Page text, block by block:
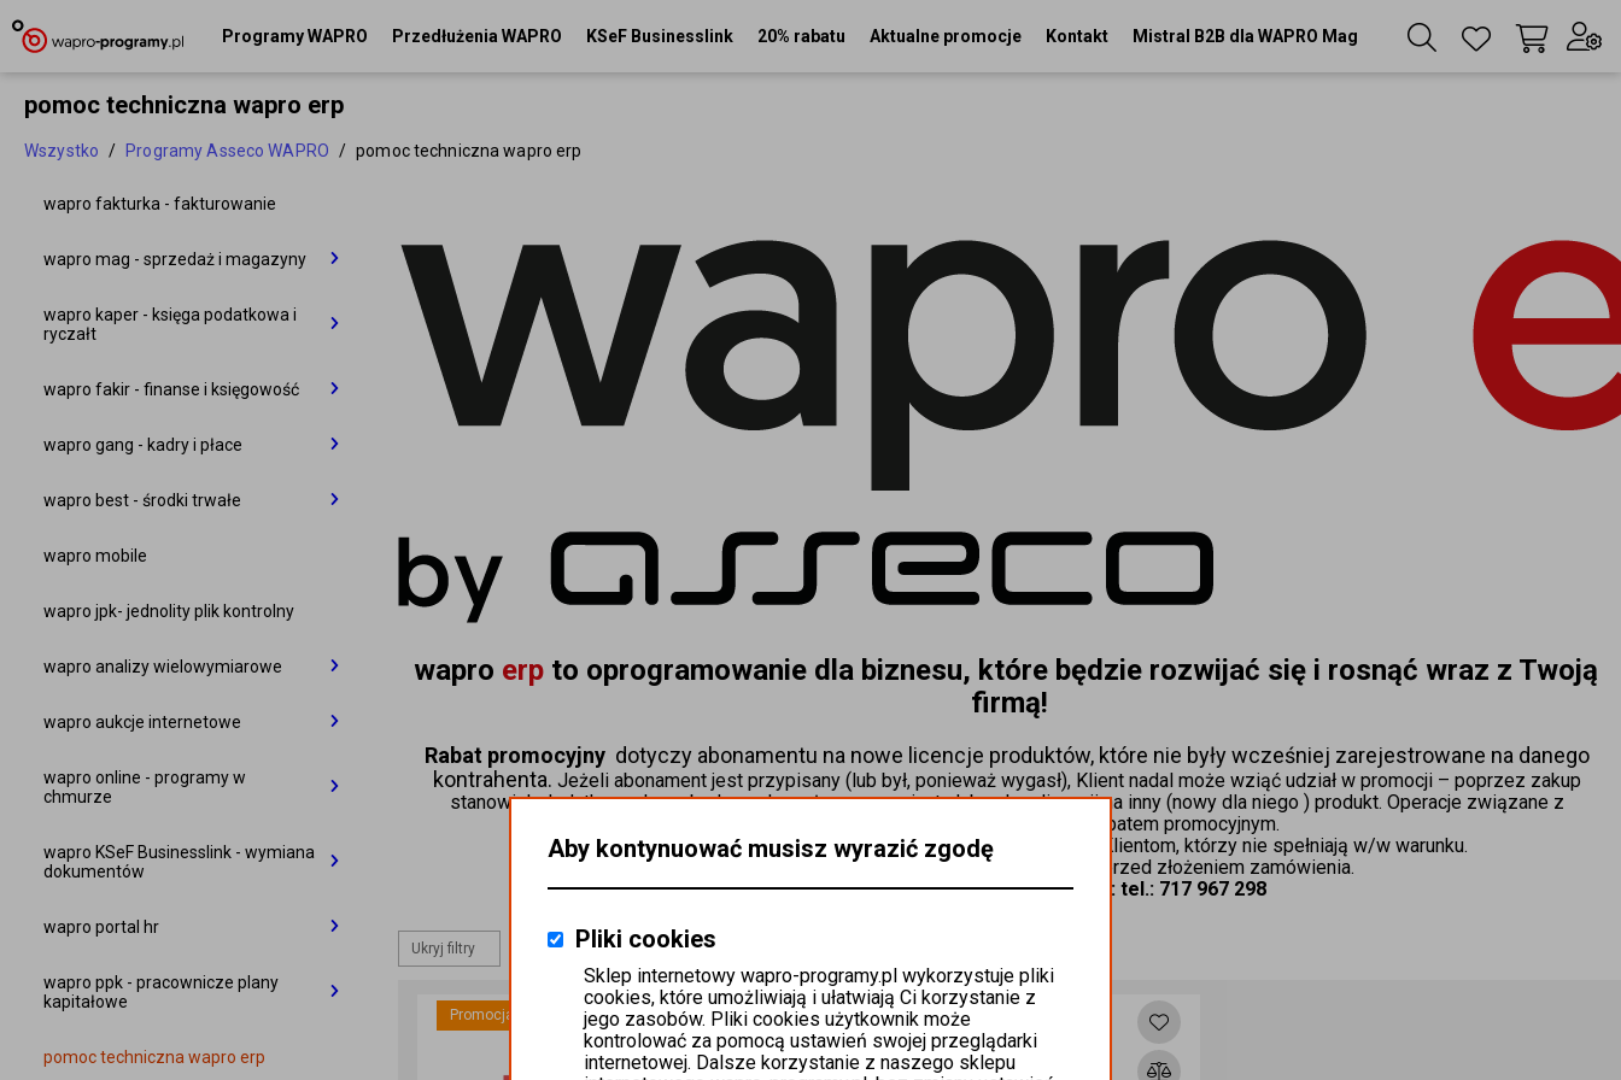
Programy WAPRO Przedłużenia WAPRO KSeF Businesslink 20% rabatu Aktualne promocje Kontakt Mistral B2B dla WAPRO Mag
Język
PL
pomoc techniczna wapro erp
Wszystko / Programy Asseco WAPRO / pomoc techniczna wapro erp
wapro fakturka - fakturowanie
wapro mag - sprzedaż i magazyny
wapro mag START
wapro mag PRESTIŻ PLUS
wapro mag BIURO
wapro kaper - księga podatkowa i
ryczałt
wapro kaper START
wapro fakir - finanse i księgowość
wapro fakir BIZNES
wapro gang - kadry i płace
wapro gang BIZNES
wapro best - środki trwałe
wapro best BIZNES
wapro mobile
wapro jpk- jednolity plik kontrolny
wapro analizy wielowymiarowe
wapro analizy BIZNES
wapro aukcje internetowe
AUKCJE 365 START
wapro online - programy w
chmurze
wapro mag online BIZNES
PLUS
wapro KSeF Businesslink - wymiana
dokumentów
WARIANT 360 BIZNES
wapro portal hr
wapro portal hr 365 BIZNES
wapro ppk - pracownicze plany
kapitałowe
wapro ppk 365 PRO
pomoc techniczna wapro erp
wapro erp to oprogramowanie dla biznesu, które będzie rozwijać się i rosnąć wraz z Twoją
firmą!
Rabat promocyjny dotyczy abonamentu na nowe licencje produktów, które nie były wcześniej zarejestrowane na danego
kontrahenta. Jeżeli abonament jest przypisany (lub był, ponieważ wygasł), Klient nadal może wziąć udział w promocji – poprzez zakup
stanowisk dodatkowych, rozbudowę do wyższego wariantu lub zakup licencji na inny (nowy dla niego ) produkt. Operacje związane z
przedłużeniem abonamentu nie są objęte rabatem promocyjnym.
Możemy odmówić realizacji zamówienia w cenach promocyjnych Klientom, którzy nie spełniają w/w warunku.
W przypadku wątpliwości prosimy o kontakt z nami przed złożeniem zamówienia.
sklep@wapro-programy.pl lub zadzwoń: tel.: 717 967 298
Ukryj filtry cena brutto rosnąco
Promocja
Promocja
WAPRO 365
Aby kontynuować musisz wyrazić zgodę
Pliki cookies
Sklep internetowy wapro-programy.pl wykorzystuje pliki
cookies, które umożliwiają i ułatwiają Ci korzystanie z
jego zasobów. Pliki cookies użytkownik może
kontrolować za pomocą ustawień swojej przeglądarki
internetowej. Dalsze korzystanie z naszego sklepu